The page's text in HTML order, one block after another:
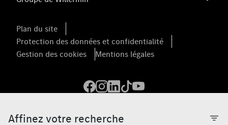
Affinez votre recherche
Plan du site
Protection des données et confidentialité
Gestion des cookies
Mentions légales